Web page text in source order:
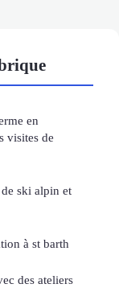
en
visites de
ski alpin et
à st barth
des ateliers